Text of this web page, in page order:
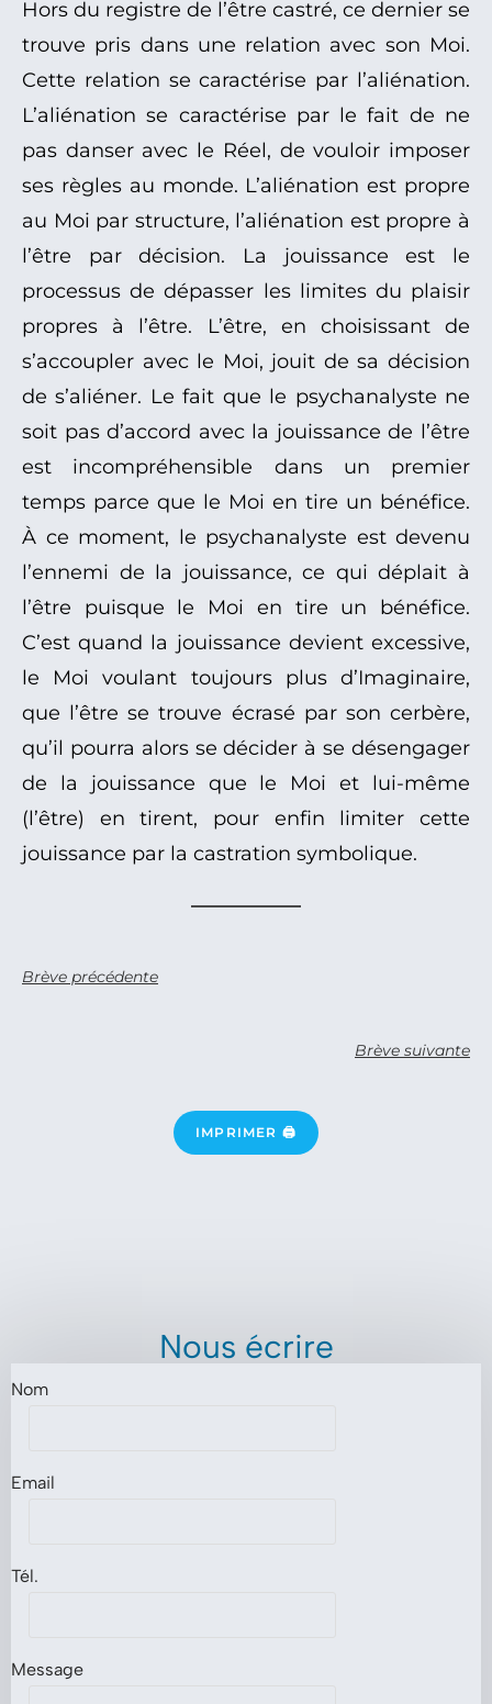
Hors du registre de l’être castré, ce dernier se
trouve pris dans une relation avec son Moi.
Cette relation se caractérise par l’aliénation.
L’aliénation se caractérise par le fait de ne
pas danser avec le Réel, de vouloir imposer
ses règles au monde. L’aliénation est propre
au Moi par structure, l’aliénation est propre à
l’être par décision. La jouissance est le
processus de dépasser les limites du plaisir
propres à l’être. L’être, en choisissant de
s’accoupler avec le Moi, jouit de sa décision
de s’aliéner. Le fait que le psychanalyste ne
soit pas d’accord avec la jouissance de l’être
est incompréhensible dans un premier
temps parce que le Moi en tire un bénéfice.
À ce moment, le psychanalyste est devenu
l’ennemi de la jouissance, ce qui déplait à
l’être puisque le Moi en tire un bénéfice.
C’est quand la jouissance devient excessive,
le Moi voulant toujours plus d’Imaginaire,
que l’être se trouve écrasé par son cerbère,
qu’il pourra alors se décider à se désengager
de la jouissance que le Moi et lui-même
(l’être) en tirent, pour enfin limiter cette
jouissance par la castration symbolique.
Brève précédente
Brève suivante
IMPRIMER 🖨
Nous écrire
Nom
Email
Tél.
Message